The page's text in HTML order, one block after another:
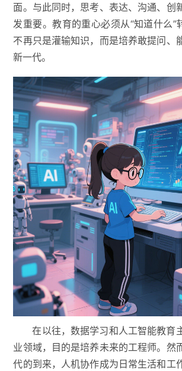
面。与此同时，思考、表达、沟通、创
发重要。教育的重心必须从“知道什么”
不再只是灌输知识，而是培养敢提问、
新一代。
在以往，数据学习和人工智能教育
业领域，目的是培养未来的工程师。然
代的到来，人机协作成为日常生活和工